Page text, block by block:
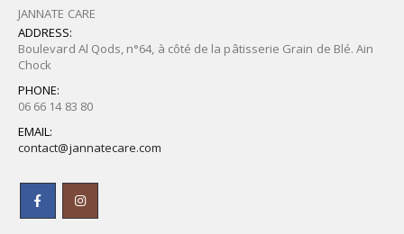
JANNATE CARE
ADDRESS:
Boulevard Al Qods, n°64, à côté de la pâtisserie Grain de Blé. Ain
Chock
PHONE:
06 66 14 83 80
EMAIL:
contact@jannatecare.com